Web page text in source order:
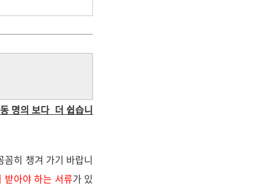
명의 보다 더 쉽습니
히 챙겨 가기 바랍니
받아야 하는 서류가 있